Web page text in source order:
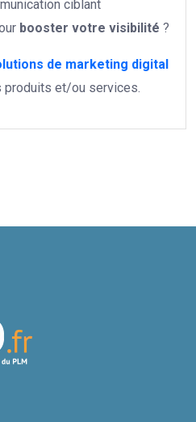
ciblant
booster votre visibilité ?
de marketing digital
produits et/ou services.